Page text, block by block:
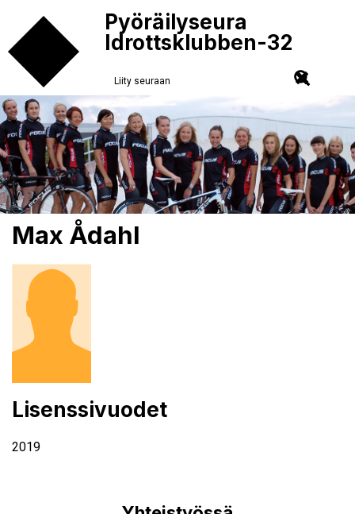
Pyöräilyseura
Idrottsklubben-32
Liity seuraan
Max Ådahl
Lisenssivuodet
2019